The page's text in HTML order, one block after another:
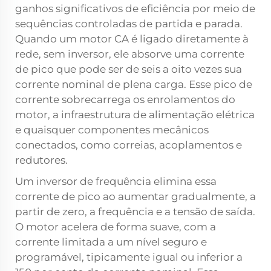
ganhos significativos de eficiência por meio de
sequências controladas de partida e parada.
Quando um motor CA é ligado diretamente à
rede, sem inversor, ele absorve uma corrente
de pico que pode ser de seis a oito vezes sua
corrente nominal de plena carga. Esse pico de
corrente sobrecarrega os enrolamentos do
motor, a infraestrutura de alimentação elétrica
e quaisquer componentes mecânicos
conectados, como correias, acoplamentos e
redutores.
Um inversor de frequência elimina essa
corrente de pico ao aumentar gradualmente, a
partir de zero, a frequência e a tensão de saída.
O motor acelera de forma suave, com a
corrente limitada a um nível seguro e
programável, tipicamente igual ou inferior a